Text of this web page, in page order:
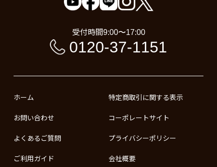
受付時間9:00〜17:00
0120-37-1151
ホーム
お問い合わせ
よくあるご質問
ご利用ガイド
特定商取引に関する表示
コーポレートサイト
プライバシーポリシー
会社概要